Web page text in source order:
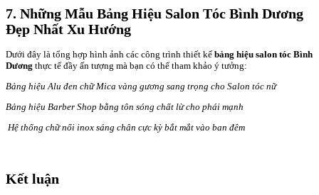
7. Những Mẫu Bảng Hiệu Salon Tóc Bình Dương
Đẹp Nhất Xu Hướng
Dưới đây là tổng hợp hình ảnh các công trình thiết kế bảng hiệu salon tóc Bình
Dương thực tế đầy ấn tượng mà bạn có thể tham khảo ý tưởng:
Bảng hiệu Alu đen chữ Mica vàng gương sang trọng cho Salon tóc nữ
Bảng hiệu Barber Shop bằng tôn sóng chất lừ cho phái mạnh
Hệ thống chữ nổi inox sáng chân cực kỳ bắt mắt vào ban đêm
Kết luận